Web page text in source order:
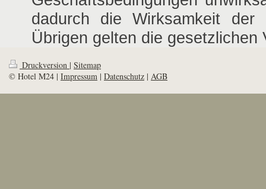
dadurch die Wirksamkeit der
Übrigen gelten die gesetzlichen
Druckversion | Sitemap
© Hotel M24 | Impressum | Datenschutz | AGB